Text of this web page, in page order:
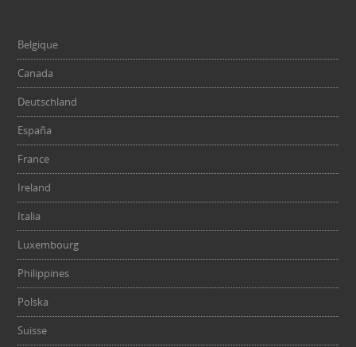
Belgique
Canada
Deutschland
España
France
Ireland
Italia
Luxembourg
Philippines
Polska
Suisse